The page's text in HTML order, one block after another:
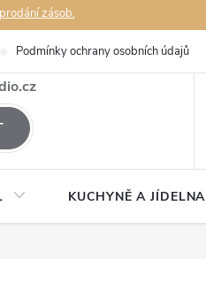
zásob.
Podmínky ochrany osobních údajů
KUCHYNĚ A JÍDELNA